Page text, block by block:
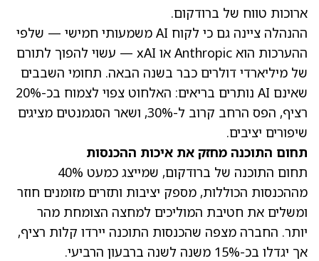
ארוכות טווח של ברודקום.
ההנהלה ציינה גם כי לקוח AI משמעותי חמישי — שלפי
ההערכות הוא Anthropic או xAI — עשוי להפוך לתורם
של מיליארדי דולרים כבר בשנה הבאה. תחומי השבבים
שאינם AI נותרים בריאים: האלחוט צפוי לצמוח בכ-20%
רציף, הפס הרחב קרוב ל-30%, ושאר הסגמנטים מציגים
שיפורים יציבים.
תחום התוכנה מחזק את איכות ההכנסות
תחום התוכנה של ברודקום, שמייצג כמעט 40%
מההכנסות הכוללות, מספק יציבות ותזרים מזומנים חוזר
ומשלים את חטיבת המוליכים למחצה הצומחת מהר
יותר. החברה מצפה שהכנסות התוכנה יירדו קלות רציף,
אך יגדלו בכ-15% משנה לשנה ברבעון הרביעי.